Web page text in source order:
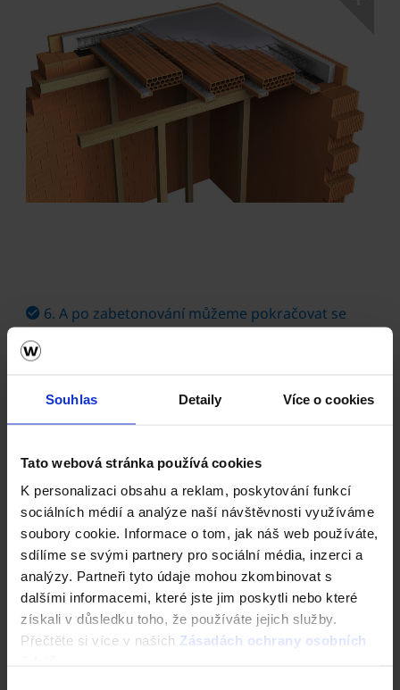
Souhlas Detaily Více o cookies
Tato webová stránka používá cookies
K personalizaci obsahu a reklam, poskytování funkcí
sociálních médií a analýze naší návštěvnosti využíváme
soubory cookie. Informace o tom, jak náš web používáte,
sdílíme se svými partnery pro sociální média, inzerci a
analýzy. Partneři tyto údaje mohou zkombinovat s
dalšími informacemi, které jste jim poskytli nebo které
získali v důsledku toho, že používáte jejich služby.
Přečtěte si více v našich Zásadách ochrany osobních
6. A po zabetonování můžeme pokračovat se